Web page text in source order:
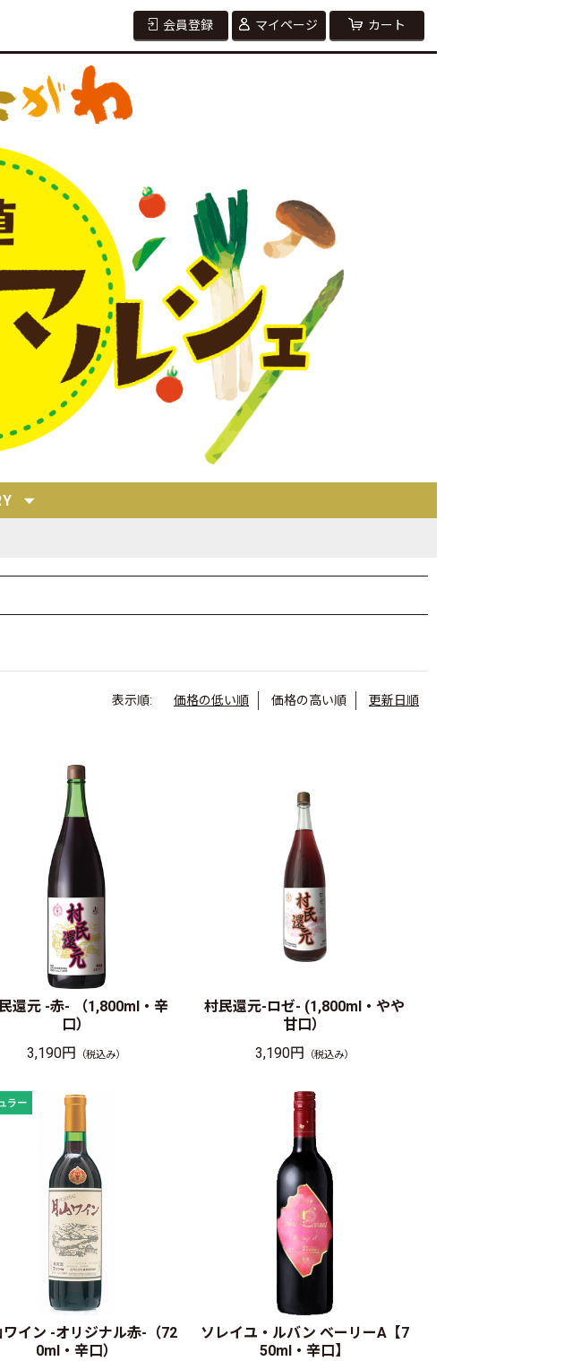
会員登録 マイページ カート
表示順: 価格の低い順 価格の高い順 更新日順
還元 -赤- （1,800ml・辛
口）
3,190円 （税込み）
村民還元-ロゼ- (1,800ml・やや
甘口）
3,190円 （税込み）
ワイン -オリジナル赤-（72
0ml・辛口）
ソレイユ・ルバン ベーリーA【7
50ml・辛口】